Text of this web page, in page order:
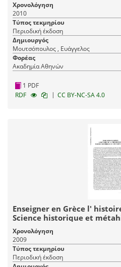
Χρονολόγηση
2010
Τύπος τεκμηρίου
Περιοδική έκδοση
Δημιουργός
Μουτσόπουλος , Ευάγγελος
Φορέας
Ακαδημία Αθηνών
1 PDF
RDF
| CC BY-NC-SA 4.0
Enseigner en Grèce l'
Science historique et
Χρονολόγηση
2009
Τύπος τεκμηρίου
Περιοδική έκδοση